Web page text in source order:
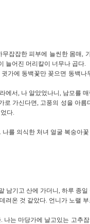
잡잡한 피부에 늘씬한 몸매,
늘어진 머리칼이 너무나 곱다.
가에 동백꽃만 꽂으면 동백
에서, 나 알았었나니, 남모를
로 가신다면, 고풍의 성을 아
다.
를 의식한 처녀 얼굴 복숭아
남기고 산에 가더니, 하루 종일
려온 것 같았다. 언니가 노랠
나는 마당가에 날고있는 고추